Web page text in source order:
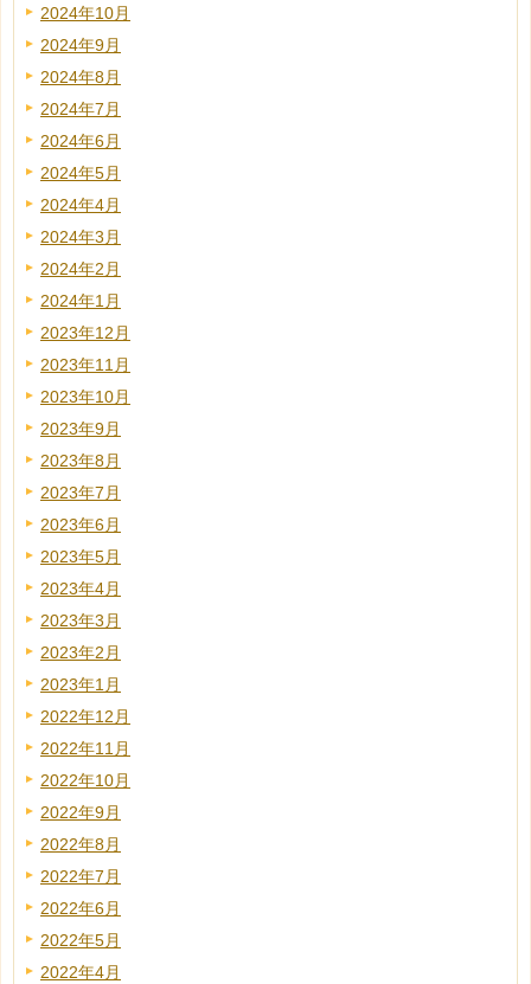
2024年10月
2024年9月
2024年8月
2024年7月
2024年6月
2024年5月
2024年4月
2024年3月
2024年2月
2024年1月
2023年12月
2023年11月
2023年10月
2023年9月
2023年8月
2023年7月
2023年6月
2023年5月
2023年4月
2023年3月
2023年2月
2023年1月
2022年12月
2022年11月
2022年10月
2022年9月
2022年8月
2022年7月
2022年6月
2022年5月
2022年4月